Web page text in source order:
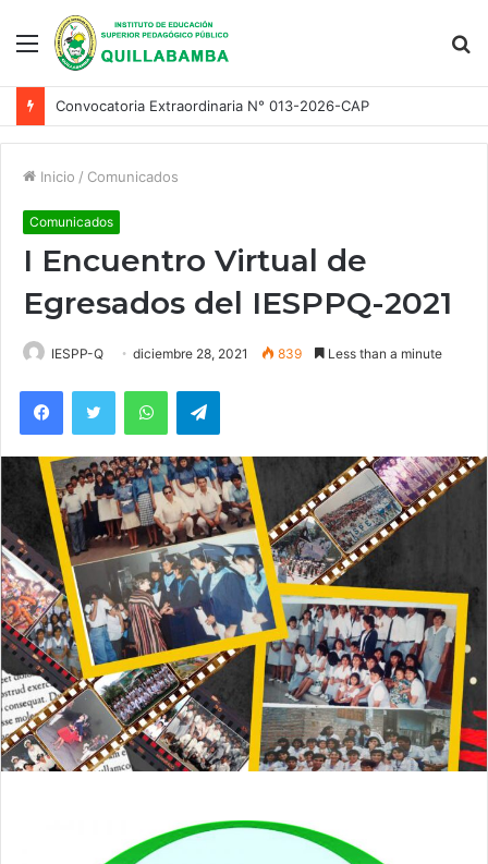
Menu
Convocatoria Extraordinaria N° 013-2026-CAP
Inicio / Comunicados
Comunicados
I Encuentro Virtual de
Egresados del IESPPQ-2021
IESPP-Q diciembre 28, 2021 839 Less than a minute
FacebookTwitter WhatsAppTelegram